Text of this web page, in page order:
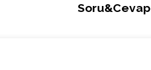
Soru&Cevap